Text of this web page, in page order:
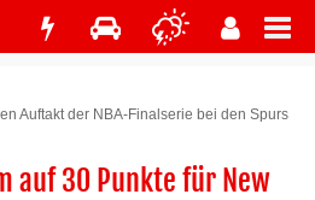
Auftakt der NBA-Finalserie bei den Spurs
auf 30 Punkte für New